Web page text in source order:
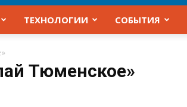
ТЕХНОЛОГИИ СОБЫТИЯ
Тюменское»